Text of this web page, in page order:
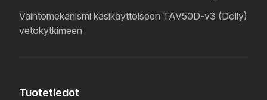
Vaihtomekanismi käsikäyttöiseen TAV50D-v3 (Dolly)
vetokytkimeen
Tuotetiedot